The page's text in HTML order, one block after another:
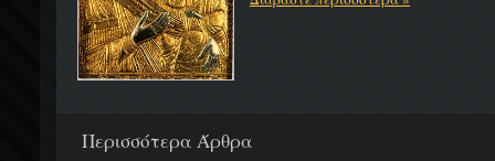
Περισσότερα Άρθρα